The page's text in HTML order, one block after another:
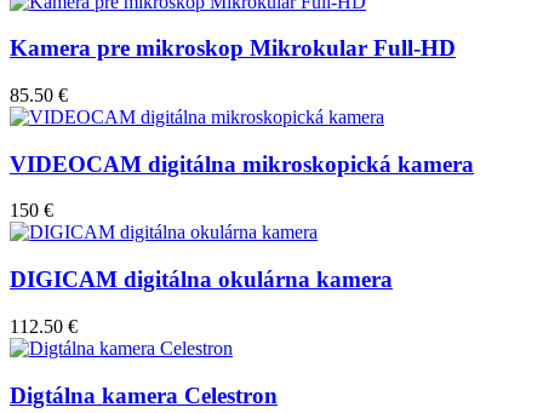
Kamera pre mikroskop Mikrokular Full-HD
85.50 €
VIDEOCAM digitálna mikroskopická kamera
150 €
DIGICAM digitálna okulárna kamera
112.50 €
Digtálna kamera Celestron